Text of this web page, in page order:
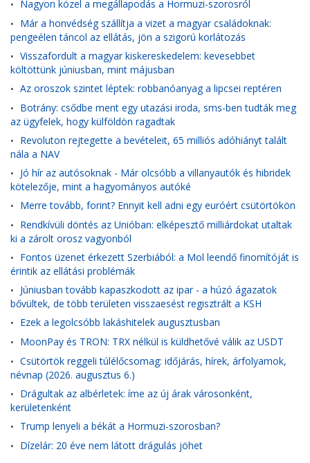
• Nagyon közel a megállapodás a Hormuzi-szorosról
• Már a honvédség szállítja a vizet a magyar családoknak:
pengeélen táncol az ellátás, jön a szigorú korlátozás
• Visszafordult a magyar kiskereskedelem: kevesebbet
költöttünk júniusban, mint májusban
• Az oroszok szintet léptek: robbanóanyag a lipcsei reptéren
• Botrány: csődbe ment egy utazási iroda, sms-ben tudták meg
az ügyfelek, hogy külföldön ragadtak
• Revoluton rejtegette a bevételeit, 65 milliós adóhiányt talált
nála a NAV
• Jó hír az autósoknak - Már olcsóbb a villanyautók és hibridek
kötelezője, mint a hagyományos autóké
• Merre tovább, forint? Ennyit kell adni egy euróért csütörtökön
• Rendkívüli döntés az Unióban: elképesztő milliárdokat utaltak
ki a zárolt orosz vagyonból
• Fontos üzenet érkezett Szerbiából: a Mol leendő finomítóját is
érintik az ellátási problémák
• Júniusban tovább kapaszkodott az ipar - a húzó ágazatok
bővültek, de több területen visszaesést regisztrált a KSH
• Ezek a legolcsóbb lakáshitelek augusztusban
• MoonPay és TRON: TRX nélkül is küldhetővé válik az USDT
• Csütörtök reggeli túlélőcsomag: időjárás, hírek, árfolyamok,
névnap (2026. augusztus 6.)
• Drágultak az albérletek: íme az új árak városonként,
kerületenként
• Trump lenyeli a békát a Hormuzi-szorosban?
• Dízelár: 20 éve nem látott drágulás jöhet